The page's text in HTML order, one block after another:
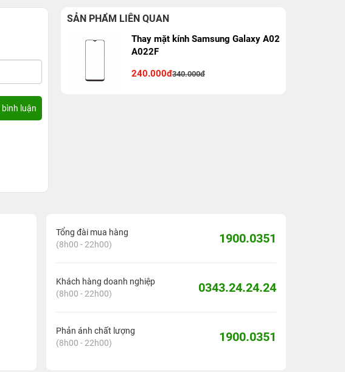
SẢN PHẨM LIÊN QUAN
Thay mặt kính Samsung Galaxy A02
A022F
240.000đ340.000đ
Tổng đài mua hàng
(8h00 - 22h00)
1900.0351
Khách hàng doanh nghiệp
(8h00 - 22h00)
0343.24.24.24
Phản ánh chất lượng
(8h00 - 22h00)
1900.0351